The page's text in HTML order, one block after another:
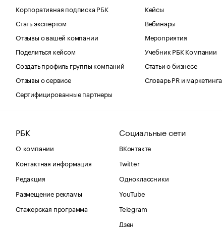
Корпоративная подписка РБК
Стать экспертом
Отзывы о вашей компании
Поделиться кейсом
Создать профиль группы компаний
Отзывы о сервисе
Сертифицированные партнеры
Кейсы
Вебинары
Мероприятия
Учебник РБК Компании
Статьи о бизнесе
Словарь PR и маркетинга
РБК
О компании
Контактная информация
Редакция
Размещение рекламы
Стажерская программа
Социальные сети
ВКонтакте
Twitter
Одноклассники
YouTube
Telegram
Дзен